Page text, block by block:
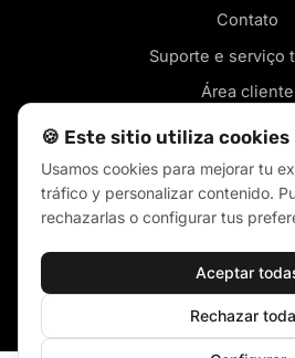
Contato
Suporte e serviço
Área cliente
Política de
Política de
🍪 Este sitio utiliza cookies
Usamos cookies para mejorar tu
tráfico y personalizar contenido.
rechazarlas o configurar tus
Aceptar
Rechazar